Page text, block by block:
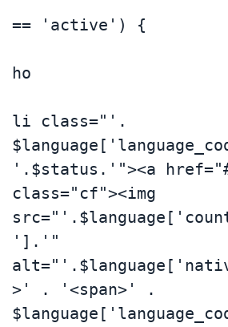
== 'active') {
ho
li class="'.
'.$status.'"><a
class="cf"><img
'].'"
>' . '<span>' .